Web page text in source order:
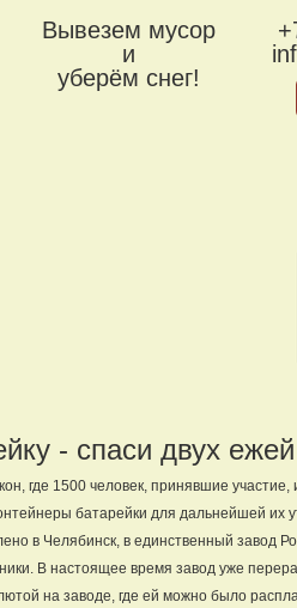
Вывезем мусор
и
уберём снег!
- спаси двух ежей
где 1500 человек, принявшие
батарейки для дальнейшей их
в Челябинск, в единственный завод
В настоящее время завод уже
на заводе, где ей можно было